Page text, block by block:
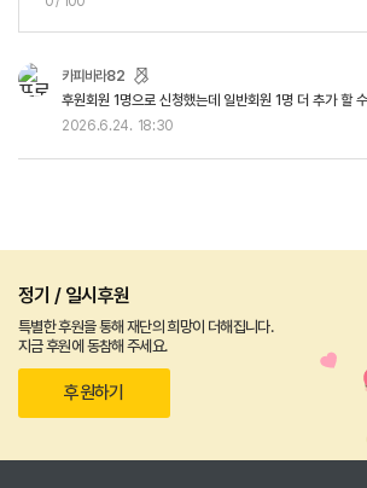
카피바라82
후원회원 1명으로 신청했는데 일반회원 1명 더 추가 할
2026.6.24. 18:30
정기 / 일시후원
특별한 후원을 통해 재단의 희망이 더해집니다.
지금 후원에 동참해 주세요.
후원하기